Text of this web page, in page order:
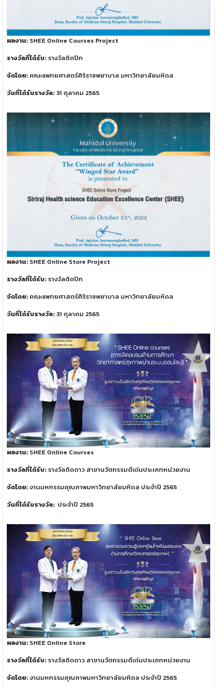
ผลงาน: SHEE Online Courses Project
รางวัลที่ได้รับ: รางวัลติดปีก
จัดโดย: คณะแพทยศาสตร์ศิริราชพยาบาล มหาวิทยาลัยมหิดล
วันที่ได้รับรางวัล: 31 ตุลาคม 2565
ผลงาน: SHEE Online Store Project
รางวัลที่ได้รับ: รางวัลติดปีก
จัดโดย: คณะแพทยศาสตร์ศิริราชพยาบาล มหาวิทยาลัยมหิดล
วันที่ได้รับรางวัล: 31 ตุลาคม 2565
ผลงาน: SHEE Online Courses
รางวัลที่ได้รับ: รางวัลติดดาว สาขานวัตกรรมดีเด่นประเภทหน่วยงาน
จัดโดย:งานมหกรรมคุณภาพมหาวิทยาลัยมหิดล ประจำปี 2565
วันที่ได้รับรางวัล: ประจำปี 2565
ผลงาน: SHEE Online Store
รางวัลที่ได้รับ: รางวัลติดดาว สาขานวัตกรรมดีเด่นประเภทหน่วยงาน
จัดโดย:งานมหกรรมคุณภาพมหาวิทยาลัยมหิดล ประจำปี 2565